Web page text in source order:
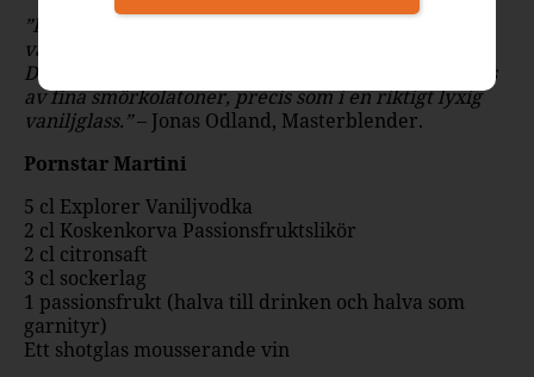
”Doften påminner om när man pillar ur en
vaniljstång för att vispa till en hemlagad vaniljsås.
Den mjuka lite kryddiga vaniljsmaken kompletteras
av fina smörkolatoner, precis som i en riktigt lyxig
vaniljglass.”– Jonas Odland, Masterblender.
Pornstar Martini
5 cl Explorer Vaniljvodka
2 cl Koskenkorva Passionsfruktslikör
2 cl citronsaft
3 cl sockerlag
1 passionsfrukt (halva till drinken och halva som
garnityr)
Ett shotglas mousserande vin